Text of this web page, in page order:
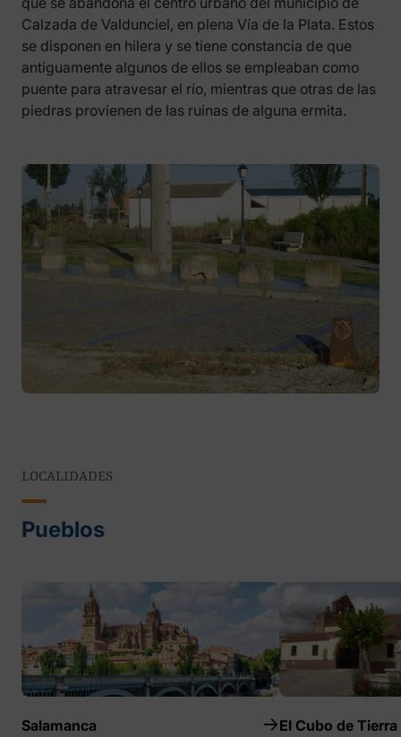
Calzada de Valdunciel, en plena Vía de la Plata. Estos
se disponen en hilera y se tiene constancia de que
antiguamente algunos de ellos se empleaban como
puente para atravesar el río, mientras que otras de las
piedras provienen de las ruinas de alguna ermita.
LOCALIDADES
Pueblos
Salamanca
El Cubo de